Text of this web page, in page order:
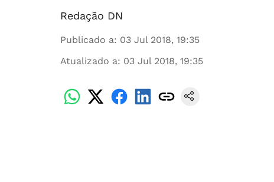
Redação DN
Publicado a: 03 Jul 2018, 19:35
Atualizado a: 03 Jul 2018, 19:35